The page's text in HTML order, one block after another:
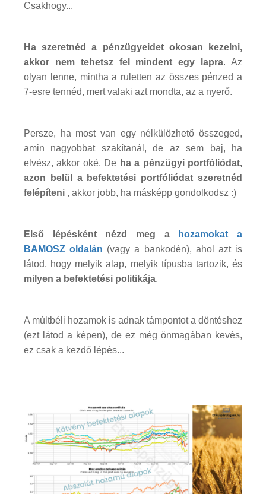
Csakhogy...
Ha szeretnéd a pénzügyeidet okosan kezelni,
akkor nem tehetsz fel mindent egy lapra. Az
olyan lenne, mintha a ruletten az összes pénzed a
7-esre tennéd, mert valaki azt mondta, az a nyerő.
Persze, ha most van egy nélkülözhető összeged,
amin nagyobbat szakítanál, de az sem baj, ha
elvész, akkor oké. De ha a pénzügyi portfóliódat,
azon belül a befektetési portfóliódat szeretnéd
felépíteni , akkor jobb, ha másképp gondolkodsz :)
Első lépésként nézd meg a
hozamokat a
BAMOSZ oldalán (vagy a bankodén), ahol azt is
látod, hogy melyik alap, melyik típusba tartozik, és
milyen a befektetési politikája.
A múltbéli hozamok is adnak támpontot a döntéshez
(ezt látod a képen), de ez még önmagában kevés,
ez csak a kezdő lépés...